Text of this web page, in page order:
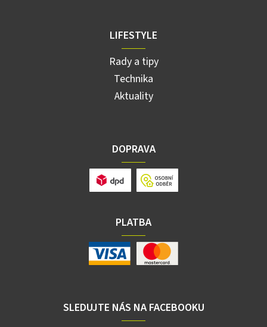
LIFESTYLE
Rady a tipy
Technika
Aktuality
DOPRAVA
PLATBA
SLEDUJTE NÁS NA FACEBOOKU